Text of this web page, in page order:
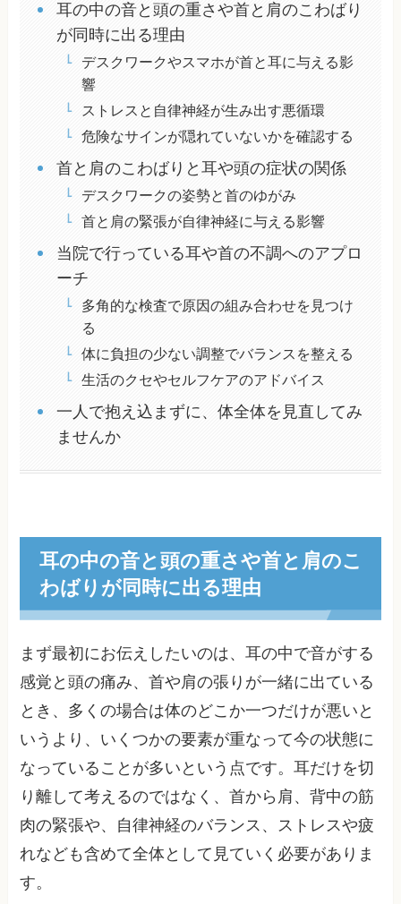
耳の中の音と頭の重さや首と肩のこわばり
が同時に出る理由
デスクワークやスマホが首と耳に与える影
響
ストレスと自律神経が生み出す悪循環
危険なサインが隠れていないかを確認する
首と肩のこわばりと耳や頭の症状の関係
デスクワークの姿勢と首のゆがみ
首と肩の緊張が自律神経に与える影響
当院で行っている耳や首の不調へのアプロ
ーチ
多角的な検査で原因の組み合わせを見つけ
る
体に負担の少ない調整でバランスを整える
生活のクセやセルフケアのアドバイス
一人で抱え込まずに、体全体を見直してみ
ませんか
耳の中の音と頭の重さや首と肩のこ
わばりが同時に出る理由
まず最初にお伝えしたいのは、耳の中で音がする
感覚と頭の痛み、首や肩の張りが一緒に出ている
とき、多くの場合は体のどこか一つだけが悪いと
いうより、いくつかの要素が重なって今の状態に
なっていることが多いという点です。耳だけを切
り離して考えるのではなく、首から肩、背中の筋
肉の緊張や、自律神経のバランス、ストレスや疲
れなども含めて全体として見ていく必要がありま
す。